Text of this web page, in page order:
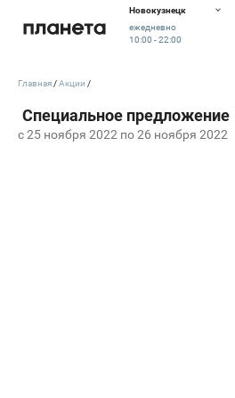
Новокузнецк
ежедневно
10:00 - 22:00
c 25 ноября 2022 по 26 ноября 2022
Главная Акции